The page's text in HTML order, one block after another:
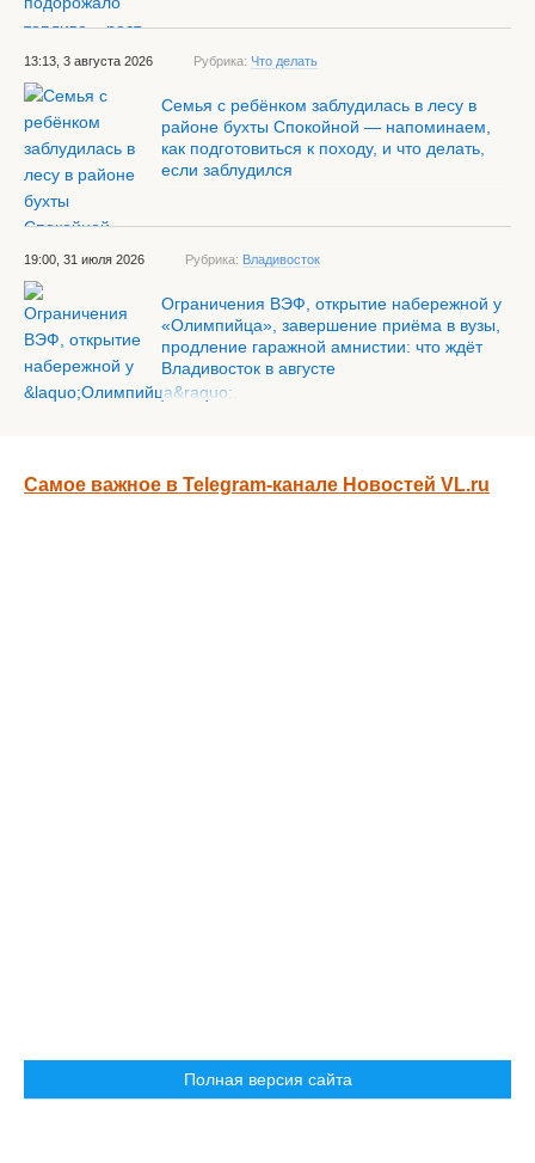
13:13, 3 августа 2026 Рубрика: Что делать
Семья с ребёнком заблудилась в лесу в
районе бухты Спокойной — напоминаем,
как подготовиться к походу, и что делать,
если заблудился
19:00, 31 июля 2026 Рубрика: Владивосток
Ограничения ВЭФ, открытие набережной у
«Олимпийца», завершение приёма в вузы,
продление гаражной амнистии: что ждёт
Владивосток в августе
Самое важное в Telegram-канале Новостей VL.ru
Полная версия сайта